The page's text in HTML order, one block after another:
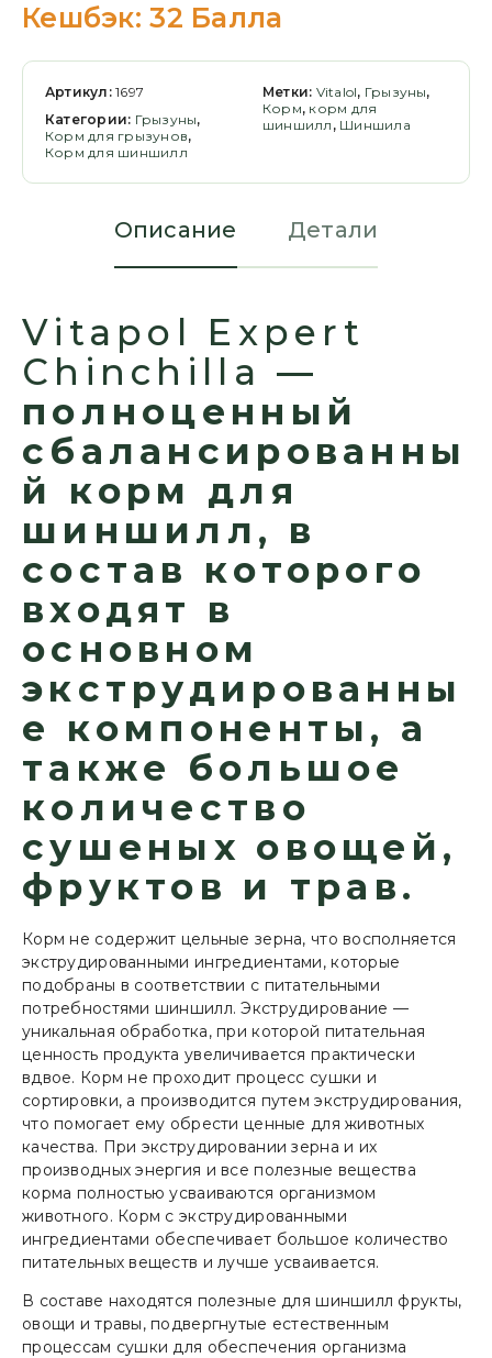
Кешбэк: 32 Балла
Артикул:1697
Категории: Грызуны,
Корм для грызунов,
Корм для шиншилл
Метки: Vitalol, Грызуны,
Корм, корм для
шиншилл , Шиншила
Описание Детали
Vitapol Expert
Chinchilla —
полноценный
сбалансированны
й корм для
шиншилл, в
состав которого
входят в
основном
экструдированны
е компоненты, а
также большое
количество
сушеных овощей,
фруктов и трав.
Корм не содержит цельные зерна, что восполняется
экструдированными ингредиентами, которые
подобраны в соответствии с питательными
потребностями шиншилл. Экструдирование —
уникальная обработка, при которой питательная
ценность продукта увеличивается практически
вдвое. Корм не проходит процесс сушки и
сортировки, а производится путем экструдирования,
что помогает ему обрести ценные для животных
качества. При экструдировании зерна и их
производных энергия и все полезные вещества
корма полностью усваиваются организмом
животного. Корм с экструдированными
ингредиентами обеспечивает большое количество
питательных веществ и лучше усваивается.
В составе находятся полезные для шиншилл фрукты,
овощи и травы, подвергнутые естественным
процессам сушки для обеспечения организма